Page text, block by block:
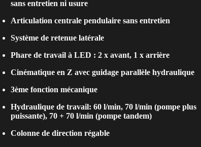
sans entretien ni usure
Articulation centrale pendulaire sans entretien
Système de retenue latérale
Phare de travail à LED : 2 x avant, 1 x arrière
Cinématique en Z avec guidage parallèle hydraulique
3ème fonction mécanique
Hydraulique de travail: 60 l/min, 70 l/min (pompe plus
puissante), 70 + 70 l/min (pompe tandem)
Colonne de direction régable